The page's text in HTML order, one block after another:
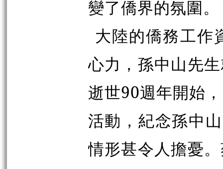
變了僑界的氛圍。
大陸的僑務工作
心力，孫中山先
逝世90週年開始
活動，紀念孫中
情形甚令人擔憂